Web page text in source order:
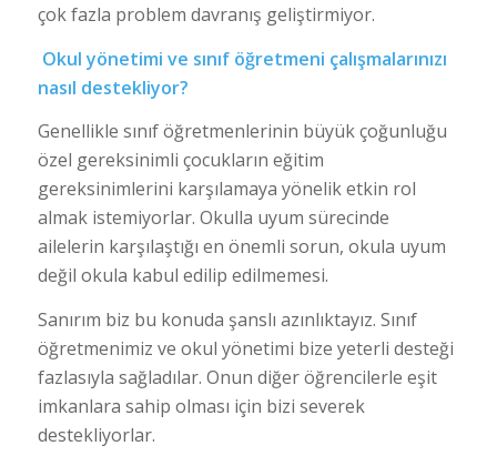
çok fazla problem davranış geliştirmiyor.
Okul yönetimi ve sınıf öğretmeni çalışmalarınızı
nasıl destekliyor?
Genellikle sınıf öğretmenlerinin büyük çoğunluğu
özel gereksinimli çocukların eğitim
gereksinimlerini karşılamaya yönelik etkin rol
almak istemiyorlar. Okulla uyum sürecinde
ailelerin karşılaştığı en önemli sorun, okula uyum
değil okula kabul edilip edilmemesi.
Sanırım biz bu konuda şanslı azınlıktayız. Sınıf
öğretmenimiz ve okul yönetimi bize yeterli desteği
fazlasıyla sağladılar. Onun diğer öğrencilerle eşit
imkanlara sahip olması için bizi severek
destekliyorlar.